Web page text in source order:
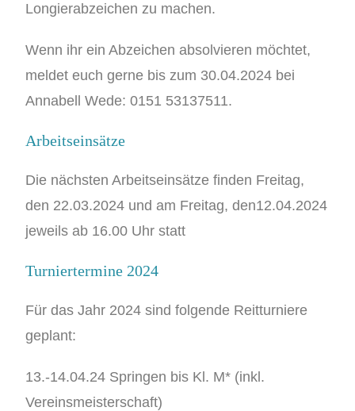
Longierabzeichen zu machen.
Wenn ihr ein Abzeichen absolvieren möchtet,
meldet euch gerne bis zum 30.04.2024 bei
Annabell Wede: 0151 53137511.
Arbeitseinsätze
Die nächsten Arbeitseinsätze finden Freitag,
den 22.03.2024 und am Freitag, den12.04.2024
jeweils ab 16.00 Uhr statt
Turniertermine 2024
Für das Jahr 2024 sind folgende Reitturniere
geplant:
13.-14.04.24 Springen bis Kl. M* (inkl.
Vereinsmeisterschaft)